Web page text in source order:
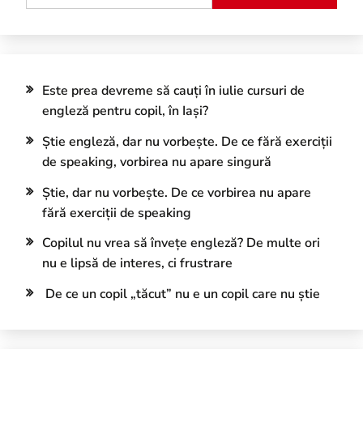
Este prea devreme să cauți în iulie cursuri de
engleză pentru copil, în Iași?
Știe engleză, dar nu vorbește. De ce fără exerciții
de speaking, vorbirea nu apare singură
Știe, dar nu vorbește. De ce vorbirea nu apare
fără exerciții de speaking
Copilul nu vrea să învețe engleză? De multe ori
nu e lipsă de interes, ci frustrare
De ce un copil „tăcut” nu e un copil care nu știe